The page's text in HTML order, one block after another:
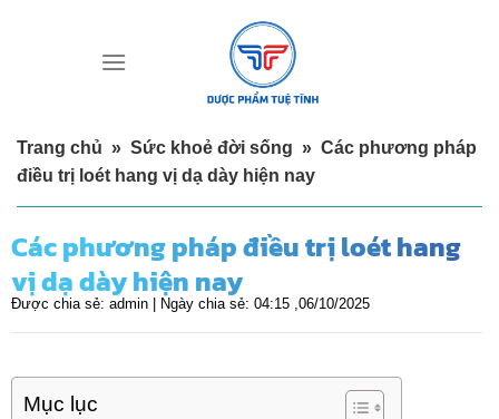
Trang chủ » Sức khoẻ đời sống » Các phương pháp
điều trị loét hang vị dạ dày hiện nay
Các phương pháp điều trị loét hang
vị dạ dày hiện nay
Được chia sẻ: admin | Ngày chia sẻ: 04:15 ,06/10/2025
Mục lục